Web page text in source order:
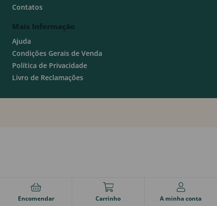
Contatos
Mais Informação
Ajuda
Condições Gerais de Venda
Política de Privacidade
Livro de Reclamações
Encomendar Carrinho A minha conta